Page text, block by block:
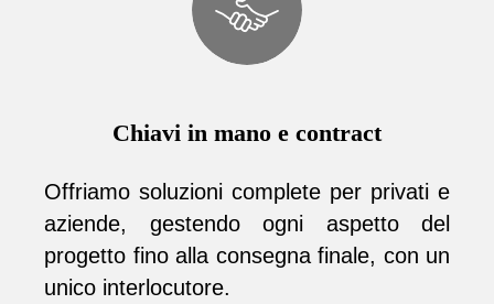
Chiavi in mano e contract
Offriamo soluzioni complete per privati e
aziende, gestendo ogni aspetto del
progetto fino alla consegna finale, con un
unico interlocutore.